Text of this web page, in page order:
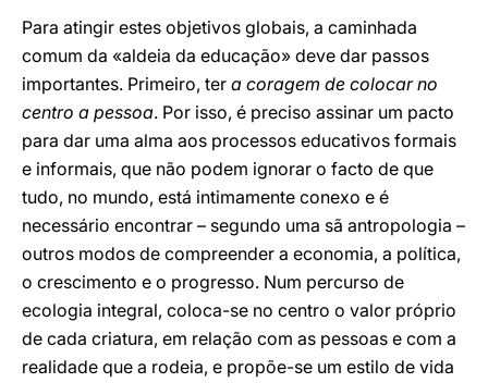
Para atingir estes objetivos globais, a caminhada
comum da «aldeia da educação» deve dar passos
importantes. Primeiro, ter a coragem de colocar no
centro a pessoa. Por isso, é preciso assinar um pacto
para dar uma alma aos processos educativos formais
e informais, que não podem ignorar o facto de que
tudo, no mundo, está intimamente conexo e é
necessário encontrar – segundo uma sã antropologia –
outros modos de compreender a economia, a política,
o crescimento e o progresso. Num percurso de
ecologia integral, coloca-se no centro o valor próprio
de cada criatura, em relação com as pessoas e com a
realidade que a rodeia, e propõe-se um estilo de vida